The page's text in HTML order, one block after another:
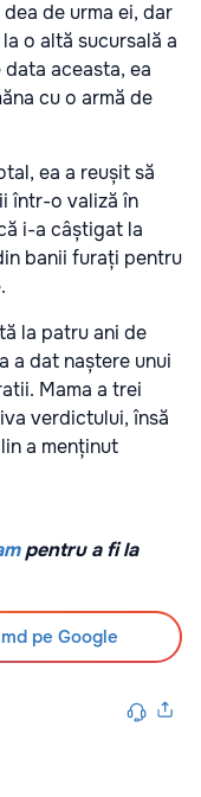
de urma ei, dar
o altă sucursală a
aceasta, ea
cu o armă de
ea a reușit să
într-o valiză în
i-a câștigat la
banii furați pentru
la patru ani de
a dat naștere unui
Mama a trei
verdictului, însă
a menținut
pentru a fi la
pe Google